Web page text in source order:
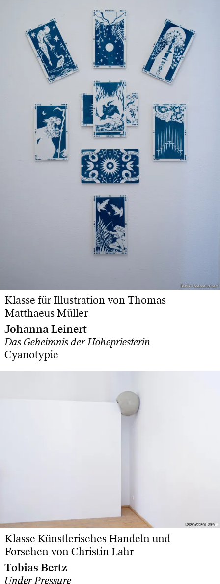
Grafik: Johanna Leinert
Grafik: Johanna Leinert
Klasse für Illustration von Thomas
Matthaeus Müller
Johanna Leinert
Das Geheimnis der Hohepriesterin
Cyanotypie
Foto: Tobias Bertz
Foto: Tobias Bertz
Klasse Künstlerisches Handeln und
Forschen von Christin Lahr
Tobias Bertz
Under Pressure